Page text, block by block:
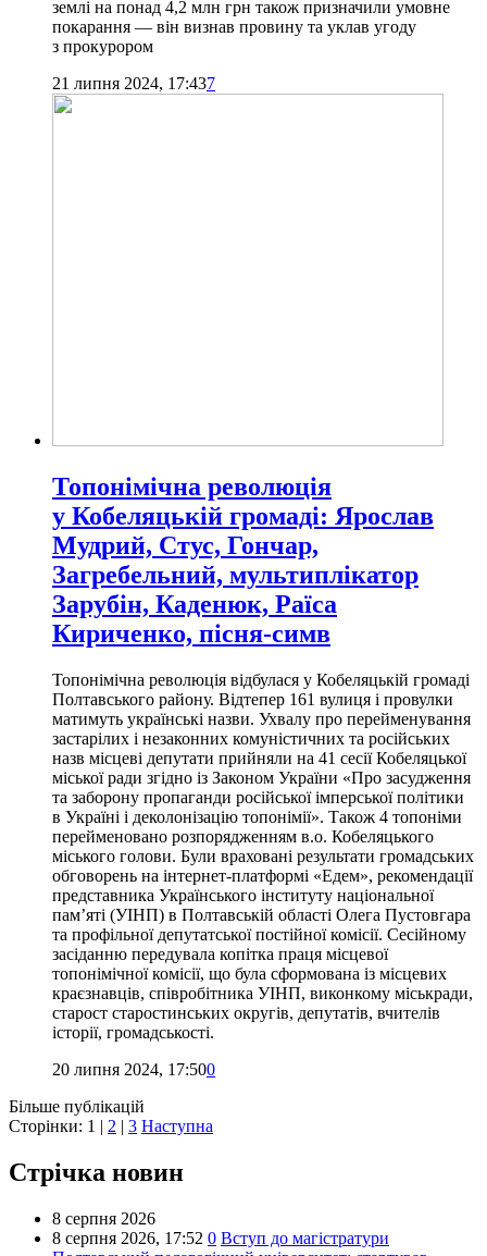
землі на понад 4,2 млн грн також призначили умовне
покарання — він визнав провину та уклав угоду
з прокурором
21 липня 2024, 17:437
Топонімічна революція
у Кобеляцькій громаді: Ярослав
Мудрий, Стус, Гончар,
Загребельний, мультиплікатор
Зарубін, Каденюк, Раїса
Кириченко, пісня-симв
Топонімічна революція відбулася у Кобеляцькій громаді
Полтавського району. Відтепер 161 вулиця і провулки
матимуть українські назви. Ухвалу про перейменування
застарілих і незаконних комуністичних та російських
назв місцеві депутати прийняли на 41 сесії Кобеляцької
міської ради згідно із Законом України «Про засудження
та заборону пропаганди російської імперської політики
в Україні і деколонізацію топонімії». Також 4 топоніми
перейменовано розпорядженням в.о. Кобеляцького
міського голови. Були враховані результати громадських
обговорень на інтернет-платформі «Едем», рекомендації
представника Українського інституту національної
пам’яті (УІНП) в Полтавській області Олега Пустовгара
та профільної депутатської постійної комісії. Сесійному
засіданню передувала копітка праця місцевої
топонімічної комісії, що була сформована із місцевих
краєзнавців, співробітника УІНП, виконкому міськради,
старост старостинських округів, депутатів, вчителів
історії, громадськості.
20 липня 2024, 17:500
Більше публікацій
Сторінки: 1 | 2 | 3 Наступна
Стрічка новин
8 серпня 2026
8 серпня 2026, 17:52 0 Вступ до магістратури